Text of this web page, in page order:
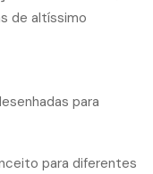
para
para diferentes